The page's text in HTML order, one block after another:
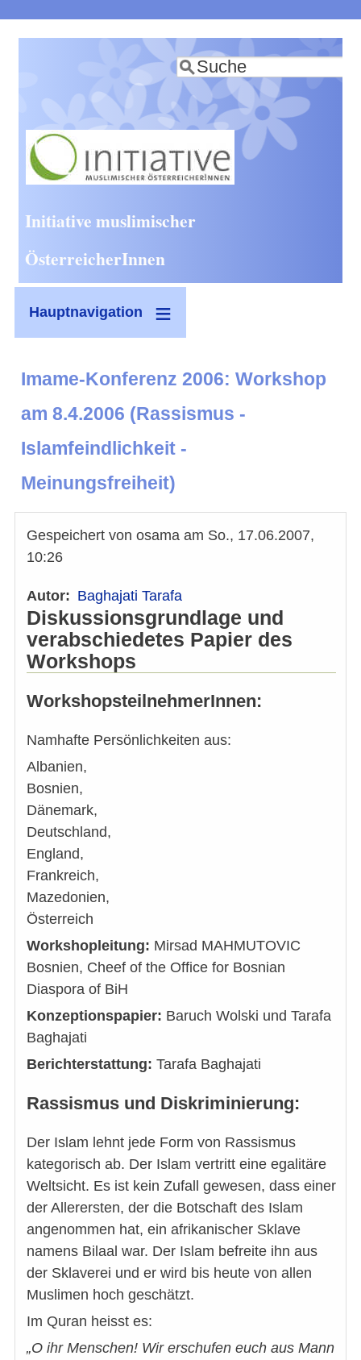
zum
Inhalt
Suche
Initiative muslimischer
ÖsterreicherInnen
Hauptnavigation
Imame-Konferenz 2006: Workshop
am 8.4.2006 (Rassismus -
Islamfeindlichkeit -
Meinungsfreiheit)
Gespeichert von osama am So., 17.06.2007,
10:26
Autor Baghajati Tarafa
Diskussionsgrundlage und
verabschiedetes Papier des
Workshops
WorkshopsteilnehmerInnen:
Namhafte Persönlichkeiten aus:
Albanien,
Bosnien,
Dänemark,
Deutschland,
England,
Frankreich,
Mazedonien,
Österreich
Workshopleitung: Mirsad MAHMUTOVIC
Bosnien, Cheef of the Office for Bosnian
Diaspora of BiH
Konzeptionspapier: Baruch Wolski und Tarafa
Baghajati
Berichterstattung: Tarafa Baghajati
Rassismus und Diskriminierung:
Der Islam lehnt jede Form von Rassismus
kategorisch ab. Der Islam vertritt eine egalitäre
Weltsicht. Es ist kein Zufall gewesen, dass einer
der Allerersten, der die Botschaft des Islam
angenommen hat, ein afrikanischer Sklave
namens Bilaal war. Der Islam befreite ihn aus
der Sklaverei und er wird bis heute von allen
Muslimen hoch geschätzt.
Im Quran heisst es:
„O ihr Menschen! Wir erschufen euch aus Mann